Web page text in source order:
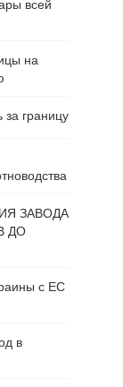
всей
на
границу
ЗАВОДА
ДО
с ЕС
в